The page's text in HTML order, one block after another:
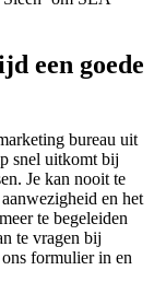
een goede
bureau uit
snel uitkomt bij
Je kan nooit te
en het
te begeleiden
te vragen bij
formulier in en